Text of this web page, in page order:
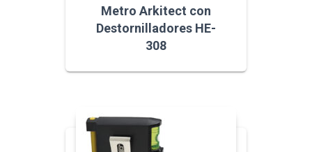
Metro Arkitect con
Destornilladores HE-
308